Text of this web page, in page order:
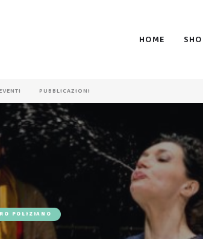
HOME
PUBBLICAZIONI
POLIZIANO